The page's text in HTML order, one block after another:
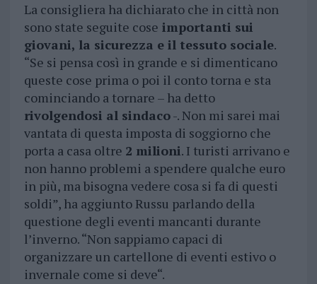
La consigliera ha dichiarato che in città non
sono state seguite cose importanti sui
giovani, la sicurezza e il tessuto sociale.
“Se si pensa così in grande e si dimenticano
queste cose prima o poi il conto torna e sta
cominciando a tornare – ha detto
rivolgendosi al sindaco-. Non mi sarei mai
vantata di questa imposta di soggiorno che
porta a casa oltre 2 milioni. I turisti arrivano e
non hanno problemi a spendere qualche euro
in più, ma bisogna vedere cosa si fa di questi
soldi”, ha aggiunto Russu parlando della
questione degli eventi mancanti durante
l’inverno. “Non sappiamo capaci di
organizzare un cartellone di eventi estivo o
invernale come si deve“.